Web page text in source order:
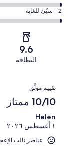
من
أصل
جيد.
179
من
-
مقبول.
تقييمات
النزلاء
التصنيف
4
من
تقييمات
النزلاء
درجة
التصنيف
من
أصل
1018
من
تقييمات
النزلاء
2 - سيّئ للغاية
9.6
النظافة
التقييمات
تقييم موثَّق
10/10 ممتاز
Helen
١ أغسطس ٢٠٢٦